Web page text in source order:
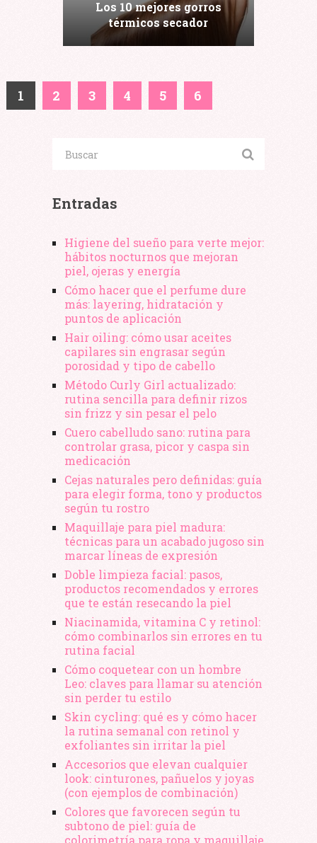
Los 10 mejores gorros
térmicos secador
1 2 3 4 5 6
Entradas
Higiene del sueño para verte mejor:
hábitos nocturnos que mejoran
piel, ojeras y energía
Cómo hacer que el perfume dure
más: layering, hidratación y
puntos de aplicación
Hair oiling: cómo usar aceites
capilares sin engrasar según
porosidad y tipo de cabello
Método Curly Girl actualizado:
rutina sencilla para definir rizos
sin frizz y sin pesar el pelo
Cuero cabelludo sano: rutina para
controlar grasa, picor y caspa sin
medicación
Cejas naturales pero definidas: guía
para elegir forma, tono y productos
según tu rostro
Maquillaje para piel madura:
técnicas para un acabado jugoso sin
marcar líneas de expresión
Doble limpieza facial: pasos,
productos recomendados y errores
que te están resecando la piel
Niacinamida, vitamina C y retinol:
cómo combinarlos sin errores en tu
rutina facial
Cómo coquetear con un hombre
Leo: claves para llamar su atención
sin perder tu estilo
Skin cycling: qué es y cómo hacer
la rutina semanal con retinol y
exfoliantes sin irritar la piel
Accesorios que elevan cualquier
look: cinturones, pañuelos y joyas
(con ejemplos de combinación)
Colores que favorecen según tu
subtono de piel: guía de
colorimetría para ropa y maquillaje